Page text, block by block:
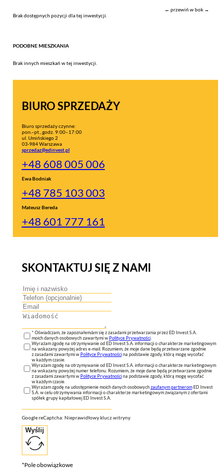
← przewiń w bok →
Brak dostępnych pozycji dla tej inwestycji.
PODOBNE MIESZKANIA
Brak innych mieszkań w tej inwestycji.
BIURO SPRZEDAŻY
Biuro sprzedaży czynne:
pon.–pt., godz. 9:00–17:00
ul. Umińskiego 2
03-984 Warszawa
sprzedaz@edinvest.pl
+48 608 005 006
Ewa Bodniak
+48 785 103 003
Mateusz Bereda
+48 601 777 161
SKONTAKTUJ SIĘ Z NAMI
* Oświadczam, że zapoznałem/am się z zasadami przetwarzania przez ED Invest S.A.
moich danych osobowych zawartymi wPolityce Prywatności.
Wyrażam zgodę na otrzymywanie od ED Invest S.A. informacji o charakterze marketingowym
na wskazany powyżej adres e-mail. Rozumiem, że moje dane będą przetwarzane zgodnie
z zasadami zawartymi wPolityce Prywatnościna podstawie zgody, którą mogę wycofać
w każdym czasie.
Wyrażam zgodę na otrzymywanie od ED Invest S.A. informacji o charakterze marketingowym
na wskazany powyżej numer telefonu. Rozumiem, że moje dane będą przetwarzane zgodnie
z zasadami zawartymi wPolityce Prywatnościna podstawie zgody, którą mogę wycofać
w każdym czasie.
Wyrażam zgodę na udostępnienie moich danych osobowychzaufanym partneromED Invest
S.A. w celu otrzymywania informacji o charakterze marketingowym związanym z ofertami
spółek grupy kapitałowej ED Invest S.A.
Google reCaptcha: Nieprawidłowy klucz witryny.
Wyślij
*Pole obowiązkowe